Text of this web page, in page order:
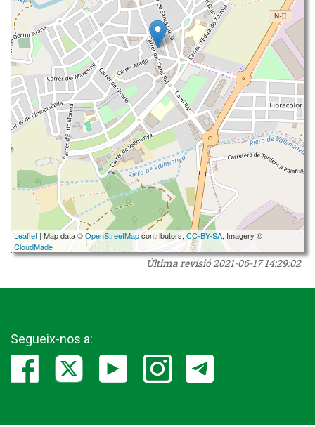
Leaflet | Map data ©OpenStreetMapcontributors,CC-BY-SA, Imagery ©
CloudMade
Última revisió2021-06-17 14:29:02
Segueix-nos a: